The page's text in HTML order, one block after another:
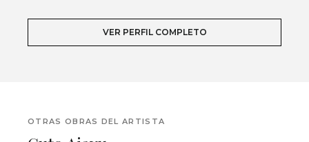
VER PERFIL COMPLETO
OTRAS OBRAS DEL ARTISTA